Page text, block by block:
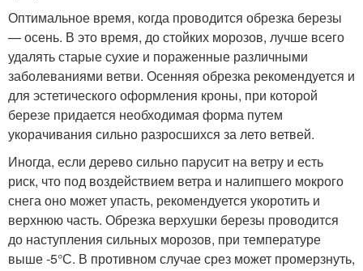
Оптимальное время, когда проводится обрезка березы
— осень. В это время, до стойких морозов, лучше всего
удалять старые сухие и пораженные различными
заболеваниями ветви. Осенняя обрезка рекомендуется и
для эстетического оформления кроны, при которой
березе придается необходимая форма путем
укорачивания сильно разросшихся за лето ветвей.
Иногда, если дерево сильно парусит на ветру и есть
риск, что под воздействием ветра и налипшего мокрого
снега оно может упасть, рекомендуется укоротить и
верхнюю часть. Обрезка верхушки березы проводится
до наступления сильных морозов, при температуре
выше -5°С. В противном случае срез может промерзнуть,